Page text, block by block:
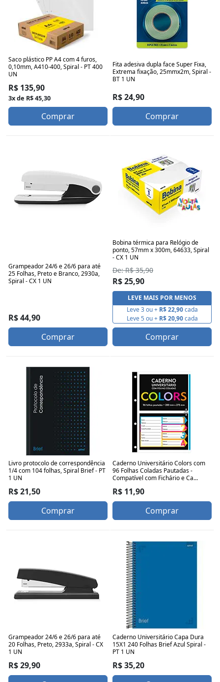
Saco plástico PP A4 com 4 furos,
0,10mm, A410-400, Spiral - PT 400
UN
R$ 135,90
3x de R$ 45,30
Comprar
Fita adesiva dupla face Super Fixa,
Extrema fixação, 25mmx2m, Spiral -
BT 1 UN
R$ 24,90
Comprar
Grampeador 24/6 e 26/6 para até
25 Folhas, Preto e Branco, 2930a,
Spiral - CX 1 UN
R$ 44,90
Comprar
Bobina térmica para Relógio de
ponto, 57mm x 300m, 64633, Spiral
- CX 1 UN
De: R$ 35,90
R$ 25,90
LEVE MAIS POR MENOS
Leve 3 ou + R$ 22,90cada
Leve 5 ou + R$ 20,90cada
Comprar
Livro protocolo de correspondência
1/4 com 104 folhas, Spiral Brief - PT
1 UN
R$ 21,50
Comprar
Caderno Universitário Colors com
96 Folhas Coladas Pautadas -
Compatível com Fichário e Ca...
R$ 11,90
Comprar
Grampeador 24/6 e 26/6 para até
20 Folhas, Preto, 2933a, Spiral - CX
1 UN
R$ 29,90
Caderno Universitário Capa Dura
15X1 240 Folhas Brief Azul Spiral -
PT 1 UN
R$ 35,20